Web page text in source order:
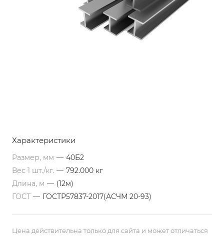
Характеристики
Размер, мм — 40Б2
Вес 1 шт./кг. — 792.000 кг
Длина, м — (12м)
ГОСТ — ГОСТР57837-2017(АСЧМ 20-93)
Цена действительна только для сайта и может отличаться